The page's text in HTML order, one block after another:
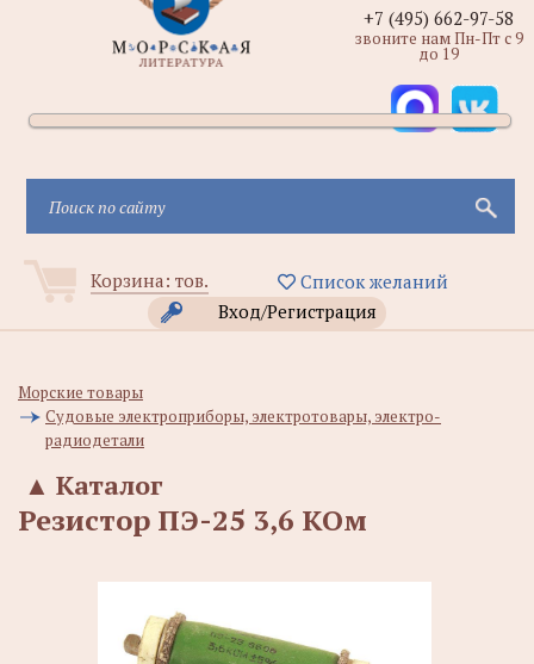
Корзина: тов.
Список желаний
Вход/Регистрация
+7 (495) 662-97-58
звоните нам Пн-Пт с 9
до 19
Морские товары
Судовые электроприборы, электротовары, электро-
радиодетали
Каталог
▲
Резистор ПЭ-25 3,6 КОм